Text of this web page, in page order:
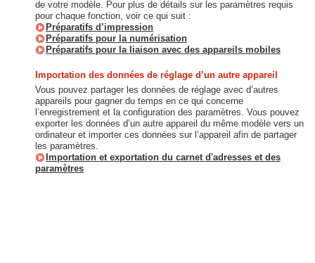
de votre modèle. Pour plus de détails sur les paramètres requis
pour chaque fonction, voir ce qui suit :
Préparatifs d’impression
Préparatifs pour la numérisation
Préparatifs pour la liaison avec des appareils mobiles
Importation des données de réglage d’un autre appareil
Vous pouvez partager les données de réglage avec d’autres
appareils pour gagner du temps en ce qui concerne
l’enregistrement et la configuration des paramètres. Vous pouvez
exporter les données d’un autre appareil du même modèle vers un
ordinateur et importer ces données sur l’appareil afin de partager
les paramètres.
Importation et exportation du carnet d'adresses et des
paramètres